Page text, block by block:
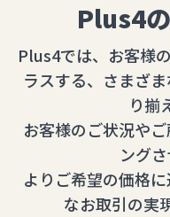
Plus4
Plus4では、お客様
ラスする、さまざ
り揃
お客様のご状況や
ングさ
よりご希望の価格
なお取引の実